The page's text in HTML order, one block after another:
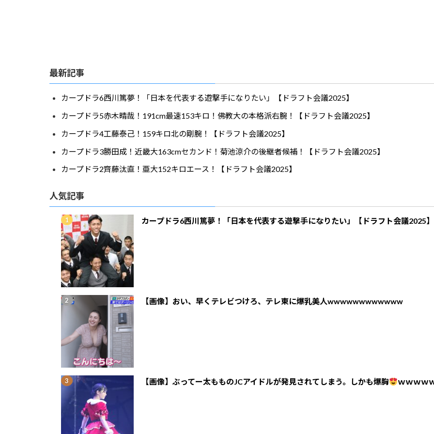
最新記事
カープドラ6西川篤夢！「日本を代表する遊撃手になりたい」【ドラフト会議2025】
カープドラ5赤木晴哉！191cm最速153キロ！佛教大の本格派右腕！【ドラフト会議2025】
カープドラ4工藤泰己！159キロ北の剛腕！【ドラフト会議2025】
カープドラ3勝田成！近畿大163cmセカンド！菊池涼介の後継者候補！【ドラフト会議2025】
カープドラ2齊藤汰直！亜大152キロエース！【ドラフト会議2025】
人気記事
カープドラ6西川篤夢！「日本を代表する遊撃手になりたい」【ドラフト会議2025】
【画像】おい、早くテレビつけろ、テレ東に爆乳美人wwwwwwwwwwww
【画像】ぶってー太もものJCアイドルが発見されてしまう。しかも爆胸 ｗｗｗｗ